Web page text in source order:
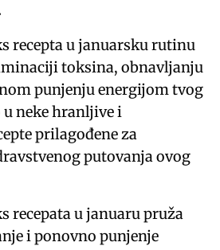
recepta u januarsku rutinu
toksina, obnavljanju
punjenju energijom tvog
neke hranljive i
prilagođene za
putovanja ovog
recepata u januaru pruža
i ponovno punjenje